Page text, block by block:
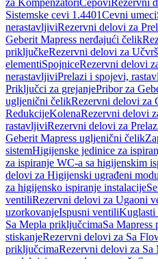
za KompenzatoriČepoviRezervni
Sistemske cevi 1.4401Cevni umeci
nerastavljiviRezervni delovi za
Geberit Mapress nerđajući čelik
priključkeRezervni delovi za
elementiSpojniceRezervni delovi
nerastavljiviPrelazi i spojevi,
Priključci za grejanjePribor za
ugljenični čelikRezervni delovi za
RedukcijeKolenaRezervni delovi
rastavljiviRezervni delovi za
Geberit Mapress ugljenični čelik
sistemHigijenske jedinice za
za ispiranje WC-a sa higijenskim
delovi za Higijenski ugrađeni
za higijensko ispiranje instalacije
ventiliRezervni delovi za Ugaoni
uzorkovanjeIspusni ventiliKuglasti
Sa Mepla priključcimaSa Mapress
stiskanjeRezervni delovi za Sa
priključcimaRezervni delovi za Sa